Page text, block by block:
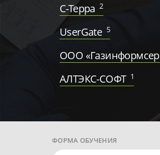
С-Терра 2
UserGate 5
ООО
АЛТЭКС-СОФТ 1
ФОРМА ОБУЧЕНИЯ